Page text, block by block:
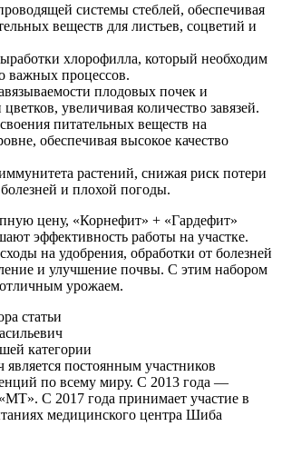
системы стеблей, обеспечивая
веществ для листьев, соцветий и
хлорофилла, который необходим
важных процессов.
плодовых почек и
увеличивая количество завязей.
питательных веществ на
обеспечивая высокое качество
растений, снижая риск потери
и плохой погоды.
цену, «Корнефит» + «Гардефит»
эффективность работы на участке.
на удобрения, обработки от болезней
и улучшение почвы. С этим набором
отличным урожаем.
категории
является постоянным участников
по всему миру. С 2013 года —
С 2017 года принимает участие в
медицинского центра Шиба